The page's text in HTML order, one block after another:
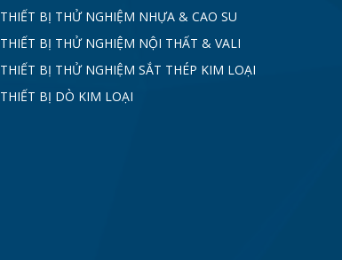
THIẾT BỊ THỬ NGHIỆM NHỰA & CAO SU
THIẾT BỊ THỬ NGHIỆM NỘI THẤT & VALI
THIẾT BỊ THỬ NGHIỆM SẮT THÉP KIM LOẠI
THIẾT BỊ DÒ KIM LOẠI